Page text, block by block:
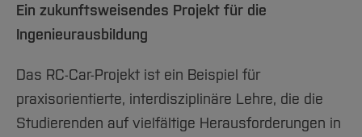
Ein zukunftsweisendes Projekt für die
Ingenieurausbildung
Das RC-Car-Projekt ist ein Beispiel für
praxisorientierte, interdisziplinäre Lehre, die die
Studierenden auf vielfältige Herausforderungen in